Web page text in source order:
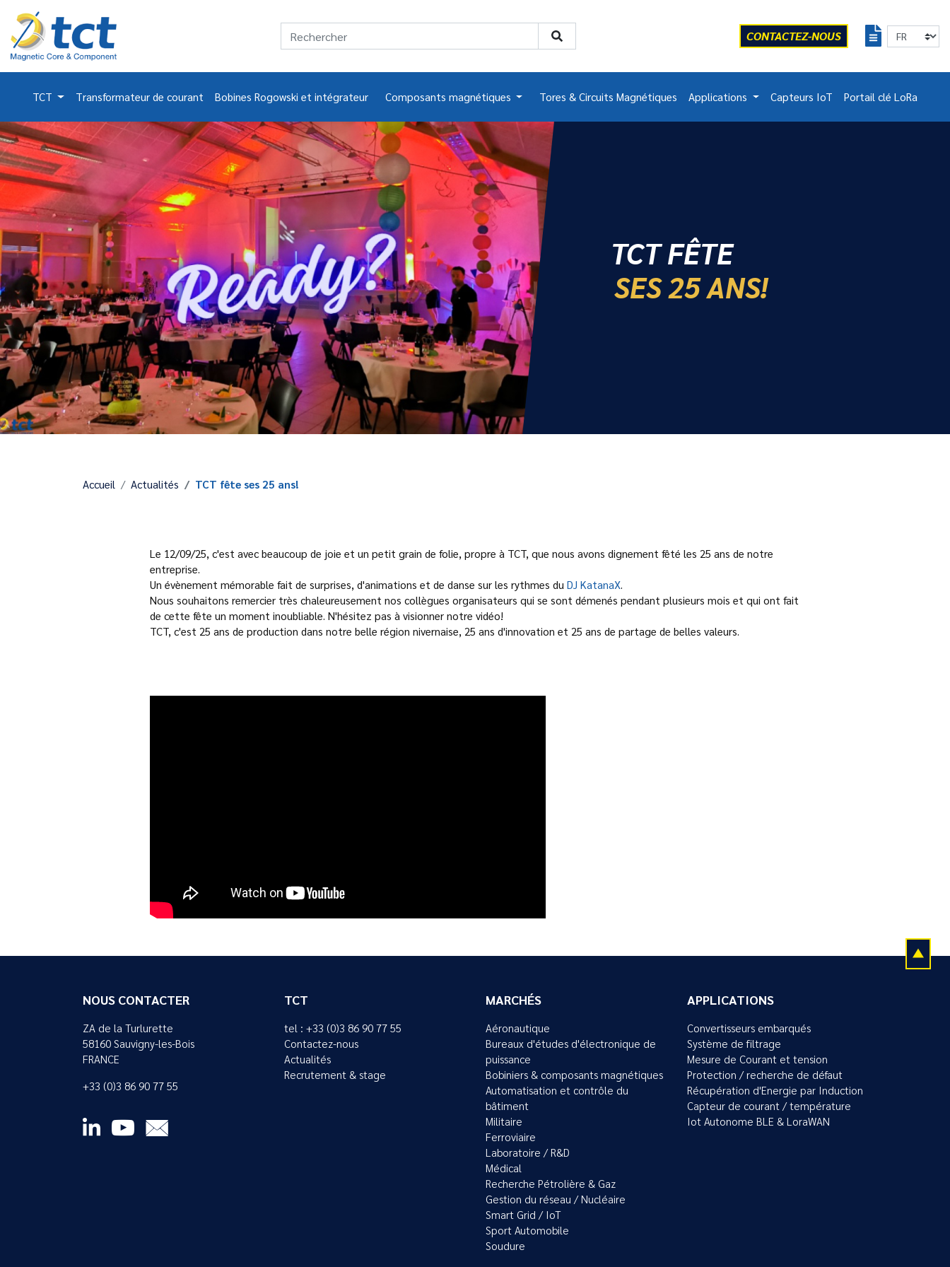
CONTACTEZ-NOUS
TCT Transformateur de courant Bobines Rogowski et intégrateur Composants magnétiques Tores & Circuits Magnétiques Applications Capteurs IoT Portail clé LoRa
TCT FÊTE
SES 25 ANS!
Accueil Actualités TCT fête ses 25 ans!
Le 12/09/25, c'est avec beaucoup de joie et un petit grain de folie, propre à TCT, que nous avons dignement fêté les 25 ans de notre
entreprise.
Un évènement mémorable fait de surprises, d'animations et de danse sur les rythmes du DJ KatanaX.
Nous souhaitons remercier très chaleureusement nos collègues organisateurs qui se sont démenés pendant plusieurs mois et qui ont fait
de cette fête un moment inoubliable. N'hésitez pas à visionner notre vidéo!
TCT, c'est 25 ans de production dans notre belle région nivernaise, 25 ans d'innovation et 25 ans de partage de belles valeurs.
NOUS CONTACTER
ZA de la Turlurette
58160 Sauvigny-les-Bois
FRANCE
+33 (0)3 86 90 77 55
TCT
tel : +33 (0)3 86 90 77 55
Contactez-nous
Actualités
Recrutement & stage
MARCHÉS
Aéronautique
Bureaux d'études d'électronique de
puissance
Bobiniers & composants magnétiques
Automatisation et contrôle du
bâtiment
Militaire
Ferroviaire
Laboratoire / R&D
Médical
Recherche Pétrolière & Gaz
Gestion du réseau / Nucléaire
Smart Grid / IoT
Sport Automobile
Soudure
APPLICATIONS
Convertisseurs embarqués
Système de filtrage
Mesure de Courant et tension
Protection / recherche de défaut
Récupération d'Energie par Induction
Capteur de courant / température
Iot Autonome BLE & LoraWAN